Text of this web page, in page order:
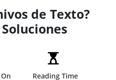
de Texto?
Reading Time